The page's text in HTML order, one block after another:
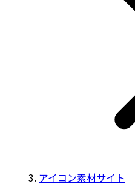
アイコン素材サイト